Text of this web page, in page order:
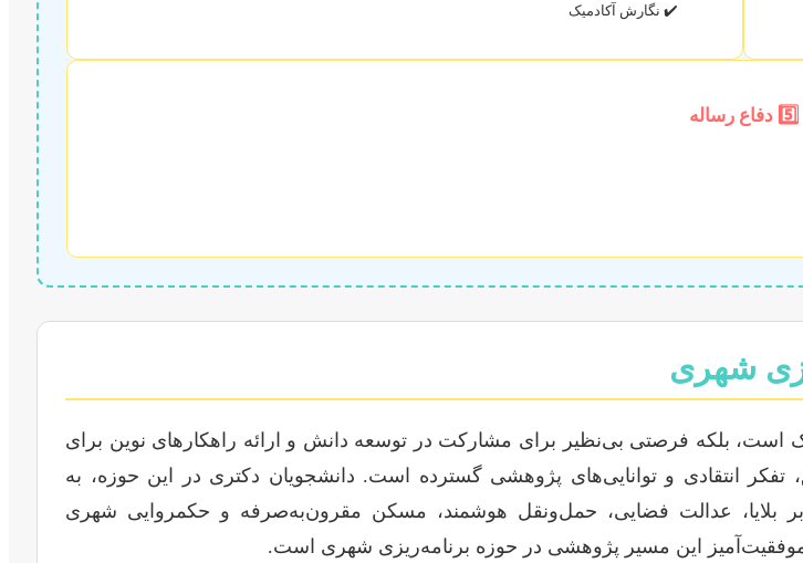
✔️ نگارش آکادمیک
5️⃣ دفاع رساله
شهری
است، بلکه فرصتی بی‌نظیر برای مشارکت در توسعه دانش و ارائه راهکارهای نوین برای
انتقادی و توانایی‌های پژوهشی گسترده است. دانشجویان دکتری در این حوزه، به
بلایا، عدالت فضایی، حمل‌ونقل هوشمند، مسکن مقرون‌به‌صرفه و حکمروایی شهری
موفقیت‌آمیز این مسیر پژوهشی در حوزه برنامه‌ریزی شهری است.